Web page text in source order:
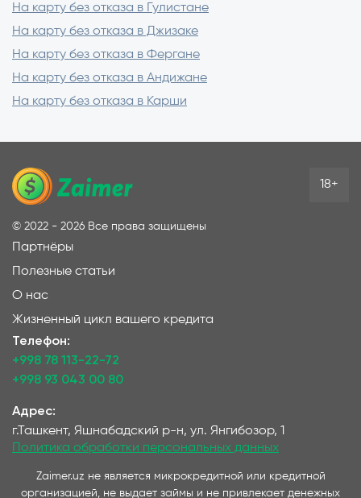
На карту без отказа в Гулистане
На карту без отказа в Джизаке
На карту без отказа в Фергане
На карту без отказа в Андижане
На карту без отказа в Карши
© 2022 - 2026 Все права защищены
Партнёры
Полезные статьи
О нас
Жизненный цикл вашего кредита
Телефон:
+998 78 113-22-72
+998 93 043 00 80
Адрес:
г.Ташкент, Яшнабадский р-н, ул. Янгибозор, 1
Политика обработки персональных данных
18+
Zaimer.uz не является микрокредитной или кредитной
организацией, не выдает займы и не привлекает денежных